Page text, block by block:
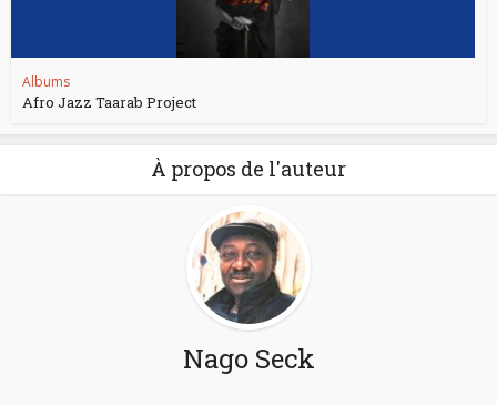
Albums
Afro Jazz Taarab Project
À propos de l'auteur
Nago Seck